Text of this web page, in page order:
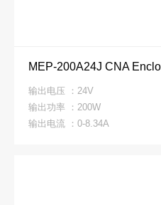
MEP-200A24J CNA
输出电压 ：24V
输出功率 ：200W
输出电流 ：0-8.34A